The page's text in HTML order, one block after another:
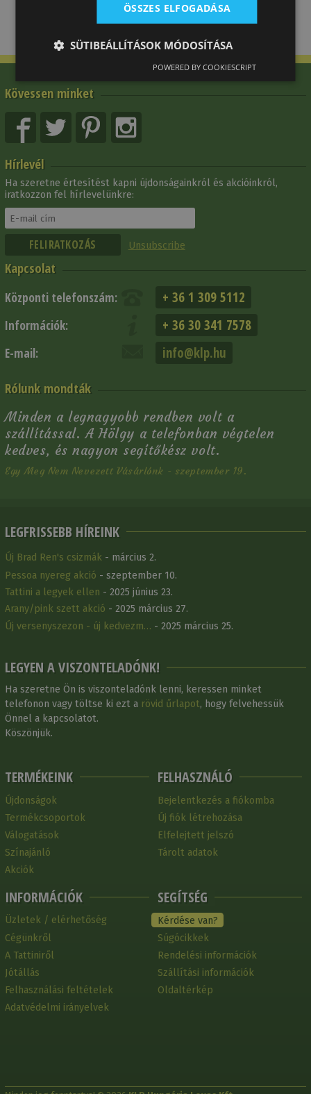
Kövessen minket
Hírlevél
Ha szeretne értesítést kapni újdonságainkról és akcióinkról,
iratkozzon fel hírlevelünkre:
Unsubscribe
Kapcsolat
Központi telefonszám: + 36 1 309 5112
Információk: + 36 30 341 7578
E-mail: info@klp.hu
Rólunk mondták
Minden a legnagyobb rendben volt a
szállítással. A Hölgy a telefonban végtelen
kedves, és nagyon segítőkész volt.
Egy Meg Nem Nevezett Vásárlónk - szeptember 19.
LEGFRISSEBB HÍREINK
Új Brad Ren's csizmák - március 2.
Pessoa nyereg akció - szeptember 10.
Tattini a legyek ellen - 2025 június 23.
Arany/pink szett akció - 2025 március 27.
Új versenyszezon - új kedvezm… - 2025 március 25.
LEGYEN A VISZONTELADÓNK!
Ha szeretne Ön is viszonteladónk lenni, keressen minket
telefonon vagy töltse ki ezt a rövid űrlapot, hogy felvehessük
Önnel a kapcsolatot.
Köszönjük.
TERMÉKEINK
Újdonságok
Termékcsoportok
Válogatások
Színajánló
Akciók
INFORMÁCIÓK
Üzletek / elérhetőség
Cégünkről
A Tattiniről
Jótállás
Felhasználási feltételek
Adatvédelmi irányelvek
FELHASZNÁLÓ
Bejelentkezés a fiókomba
Új fiók létrehozása
Elfelejtett jelszó
Tárolt adatok
SEGÍTSÉG
Kérdése van?
Súgócikkek
Rendelési információk
Szállítási információk
Oldaltérkép
ÖSSZES ELFOGADÁSA
SÜTIBEÁLLÍTÁSOK MÓDOSÍTÁSA
POWERED BY COOKIESCRIPT